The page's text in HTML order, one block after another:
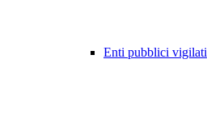
Enti pubblici vigilati